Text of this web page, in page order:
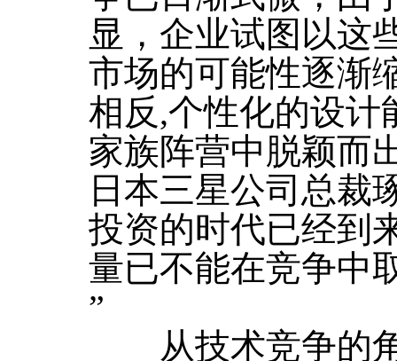
显，企业试图以这
市场的可能性逐渐
相反,个性化的设计
家族阵营中脱颖而
日本三星公司总裁
投资的时代已经到
量已不能在竞争中
”
从技术竞争的角